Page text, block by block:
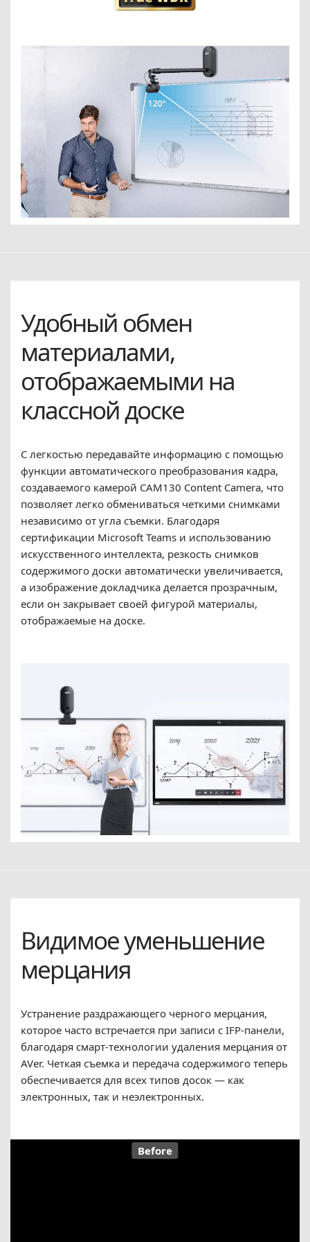
Удобный обмен
материалами,
отображаемыми на
классной доске
С легкостью передавайте информацию с помощью
функции автоматического преобразования кадра,
создаваемого камерой CAM130 Content Camera, что
позволяет легко обмениваться четкими снимками
независимо от угла съемки. Благодаря
сертификации Microsoft Teams и использованию
искусственного интеллекта, резкость снимков
содержимого доски автоматически увеличивается,
а изображение докладчика делается прозрачным,
если он закрывает своей фигурой материалы,
отображаемые на доске.
Видимое уменьшение
мерцания
Устранение раздражающего черного мерцания,
которое часто встречается при записи с IFP-панели,
благодаря смарт-технологии удаления мерцания от
AVer. Четкая съемка и передача содержимого теперь
обеспечивается для всех типов досок — как
электронных, так и неэлектронных.
Before